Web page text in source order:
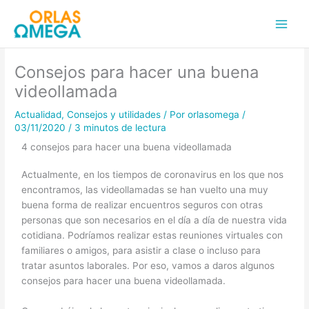
contenido
Consejos para hacer una buena
videollamada
Actualidad,Consejos y utilidades / Pororlasomega /
03/11/2020 / 3 minutos de lectura
4 consejos para hacer una buena videollamada
Actualmente, en los tiempos de coronavirus en los que nos
encontramos, las videollamadas se han vuelto una muy
buena forma de realizar encuentros seguros con otras
personas que son necesarios en el día a día de nuestra vida
cotidiana. Podríamos realizar estas reuniones virtuales con
familiares o amigos, para asistir a clase o incluso para
tratar asuntos laborales. Por eso, vamos a daros algunos
consejos para hacer una buena videollamada.